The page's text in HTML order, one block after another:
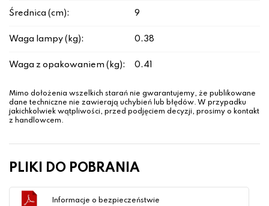
Średnica (cm): 9
Waga lampy (kg): 0.38
Waga z opakowaniem (kg): 0.41
Mimo dołożenia wszelkich starań nie gwarantujemy, że publikowane
dane techniczne nie zawierają uchybień lub błędów. W przypadku
jakichkolwiek wątpliwości, przed podjęciem decyzji, prosimy o kontakt
z handlowcem.
PLIKI DO POBRANIA
Informacje o bezpieczeństwie